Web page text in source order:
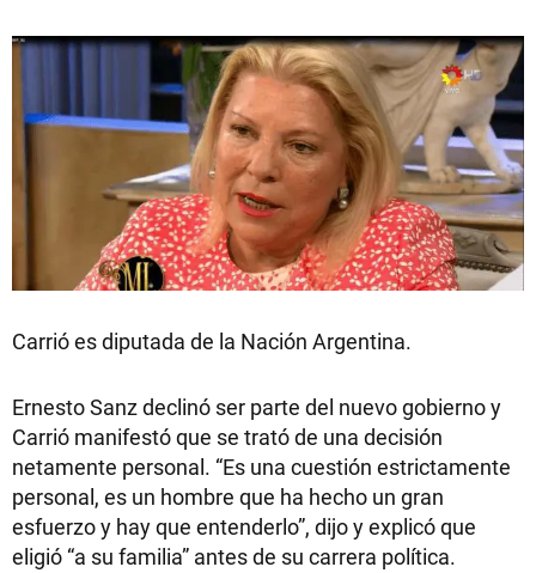
Carrió es diputada de la Nación Argentina.
Ernesto Sanz declinó ser parte del nuevo gobierno y
Carrió manifestó que se trató de una decisión
netamente personal. “Es una cuestión estrictamente
personal, es un hombre que ha hecho un gran
esfuerzo y hay que entenderlo”, dijo y explicó que
eligió “a su familia” antes de su carrera política.